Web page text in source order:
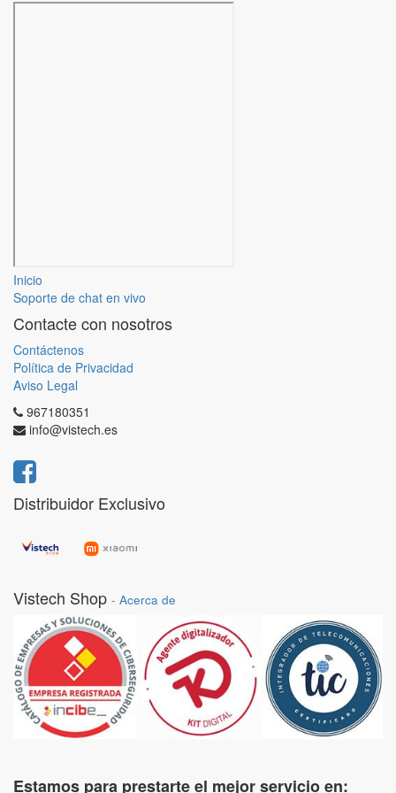
Inicio
Soporte de chat en vivo
Contacte con nosotros
Contáctenos
Política de Privacidad
Aviso Legal
967180351
info@vistech.es
Distribuidor Exclusivo
Vistech Shop - Acerca de
Estamos para prestarte el mejor servicio en: